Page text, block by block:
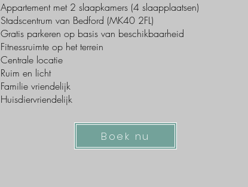
Boek nu
Appartement met 2 slaapkamers (4 slaapplaatsen)
Stadscentrum van Bedford (MK40 2FL)
Gratis parkeren op basis van beschikbaarheid
Fitnessruimte op het terrein
Centrale locatie
Ruim en licht
Familie vriendelijk
Huisdiervriendelijk